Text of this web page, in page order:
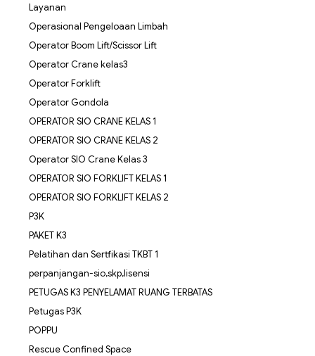
Layanan
Operasional Pengeloaan Limbah
Operator Boom Lift/Scissor Lift
Operator Crane kelas3
Operator Forklift
Operator Gondola
OPERATOR SIO CRANE KELAS 1
OPERATOR SIO CRANE KELAS 2
Operator SIO Crane Kelas 3
OPERATOR SIO FORKLIFT KELAS 1
OPERATOR SIO FORKLIFT KELAS 2
P3K
PAKET K3
Pelatihan dan Sertfikasi TKBT 1
perpanjangan-sio,skp,lisensi
PETUGAS K3 PENYELAMAT RUANG TERBATAS
Petugas P3K
POPPU
Rescue Confined Space